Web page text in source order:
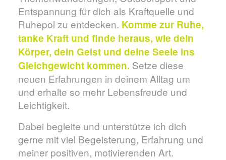
Entspannung für dich als Kraftquelle und
Ruhepol zu entdecken. Komme zur Ruhe,
tanke Kraft und finde heraus, wie dein
Körper, dein Geist und deine Seele ins
Gleichgewicht kommen. Setze diese
neuen Erfahrungen in deinem Alltag um
und erhalte so mehr Lebensfreude und
Leichtigkeit.
Dabei begleite und unterstütze ich dich
gerne mit viel Begeisterung, Erfahrung und
meiner positiven, motivierenden Art.